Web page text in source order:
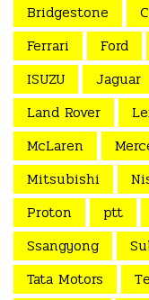
Bridgestone
Ferrari
Ford
ISUZU
Jaguar
Land Rover
McLaren
Mitsubishi
Proton
ptt
Ssangyong
Tata Motors